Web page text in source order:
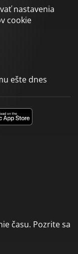
nastavenia
cookie
ešte dnes
času. Pozrite sa